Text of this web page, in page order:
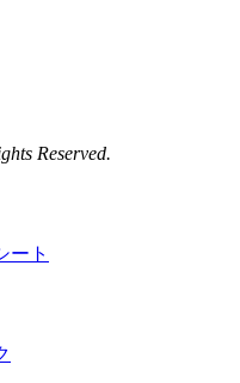
Reserved.
ート